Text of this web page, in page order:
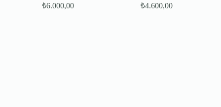
₺6.000,00 ₺4.600,00